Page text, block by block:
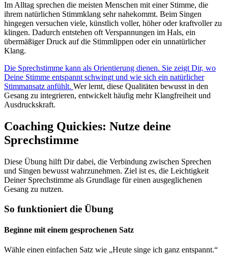
Im Alltag sprechen die meisten Menschen mit einer Stimme, die
ihrem natürlichen Stimmklang sehr nahekommt. Beim Singen
hingegen versuchen viele, künstlich voller, höher oder kraftvoller zu
klingen. Dadurch entstehen oft Verspannungen im Hals, ein
übermäßiger Druck auf die Stimmlippen oder ein unnatürlicher
Klang.
Die Sprechstimme kann als Orientierung dienen. Sie zeigt Dir, wo
Deine Stimme entspannt schwingt und wie sich ein natürlicher
Stimmansatz anfühlt. Wer lernt, diese Qualitäten bewusst in den
Gesang zu integrieren, entwickelt häufig mehr Klangfreiheit und
Ausdruckskraft.
Coaching Quickies: Nutze deine
Sprechstimme
Diese Übung hilft Dir dabei, die Verbindung zwischen Sprechen
und Singen bewusst wahrzunehmen. Ziel ist es, die Leichtigkeit
Deiner Sprechstimme als Grundlage für einen ausgeglichenen
Gesang zu nutzen.
So funktioniert die Übung
Beginne mit einem gesprochenen Satz
Wähle einen einfachen Satz wie „Heute singe ich ganz entspannt.“